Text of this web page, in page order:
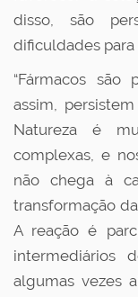
disso, são
dificuldades para
“Fármacos são
assim,
Natureza é
complexas, e
não chega à
transformação
A reação é
intermediários
algumas vezes